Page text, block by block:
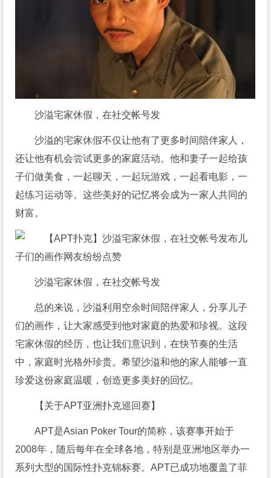
沙溢宅家休假，在社交帐号发
沙溢的宅家休假不仅让他有了更多时间陪伴家人，
还让他有机会尝试更多的家庭活动。他和妻子一起给孩
子们做美食，一起聊天，一起玩游戏，一起看电影，一
起练习运动等。这些美好的记忆将会成为一家人共同的
财富。
沙溢宅家休假，在社交帐号发
总的来说，沙溢利用空余时间陪伴家人，分享儿子
们的画作，让大家感受到他对家庭的热爱和珍视。这段
宅家休假的经历，也让我们意识到，在快节奏的生活
中，家庭时光格外珍贵。希望沙溢和他的家人能够一直
珍爱这份家庭温暖，创造更多美好的回忆。
【关于APT亚洲扑克巡回赛】
APT是Asian Poker Tour的简称，该赛事开始于
2008年，随后每年在全球各地，特别是亚洲地区举办一
系列大型的国际性扑克锦标赛。APT已成功地覆盖了菲